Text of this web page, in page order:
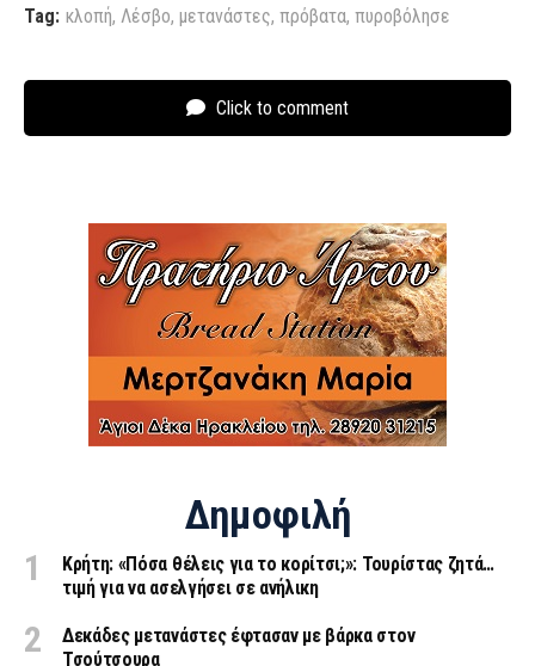
Tag: κλοπή, Λέσβο, μετανάστες, πρόβατα, πυροβόλησε
Click to comment
Δημοφιλή
Κρήτη: «Πόσα θέλεις για το κορίτσι;»: Τουρίστας ζητά…
τιμή για να ασελγήσει σε ανήλικη
Δεκάδες μετανάστες έφτασαν με βάρκα στον
Τσούτσουρα